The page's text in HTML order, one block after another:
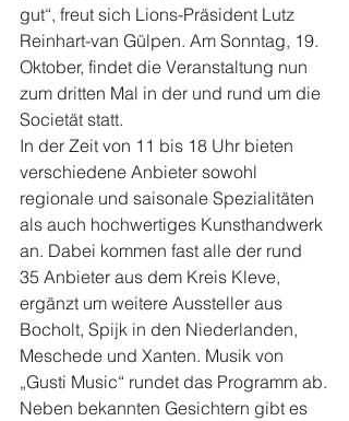
gut“, freut sich Lions-Präsident Lutz
Reinhart-van Gülpen. Am Sonntag, 19.
Oktober, findet die Veranstaltung nun
zum dritten Mal in der und rund um die
Societät statt.
In der Zeit von 11 bis 18 Uhr bieten
verschiedene Anbieter sowohl
regionale und saisonale Spezialitäten
als auch hochwertiges Kunsthandwerk
an. Dabei kommen fast alle der rund
35 Anbieter aus dem Kreis Kleve,
ergänzt um weitere Aussteller aus
Bocholt, Spijk in den Niederlanden,
Meschede und Xanten. Musik von
„Gusti Music“ rundet das Programm ab.
Neben bekannten Gesichtern gibt es